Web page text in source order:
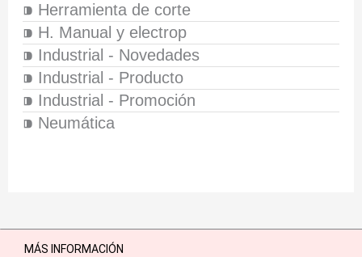
⁍ Herramienta de corte
⁍ H. Manual y electrop
⁍ Industrial - Novedades
⁍ Industrial - Producto
⁍ Industrial - Promoción
⁍ Neumática
MÁS INFORMACIÓN